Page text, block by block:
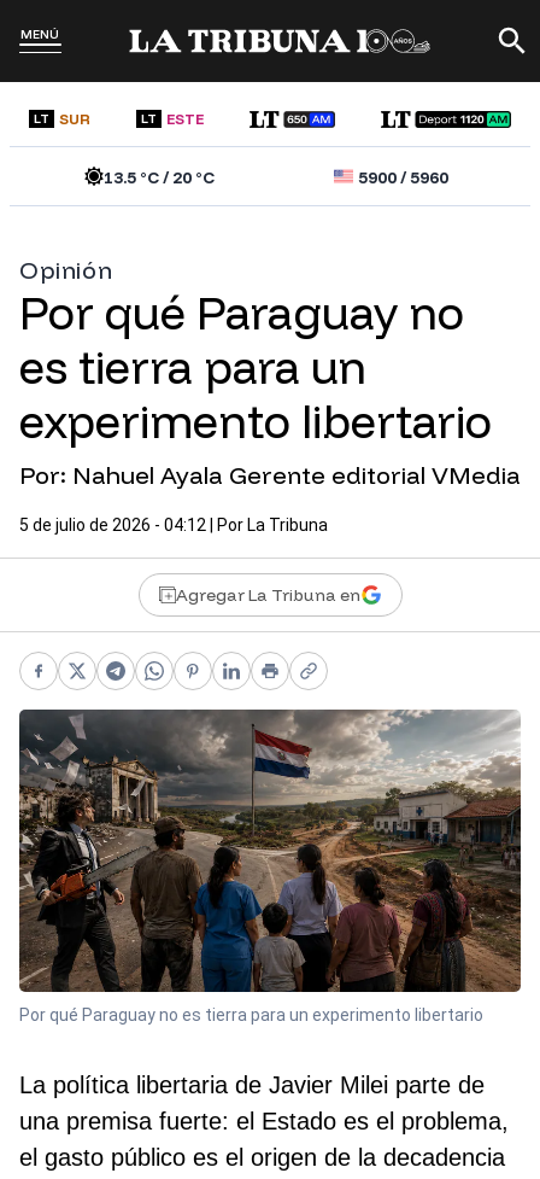
MENÚ
LT SUR LT ESTE
13.5 °C /20 °C 5900/5960
Opinión
Por qué Paraguay no
es tierra para un
experimento libertario
Por: Nahuel Ayala Gerente editorial VMedia
5 de julio de 2026 - 04:12 | Por La Tribuna
Agregar La Tribuna en
Facebook
X Telegram
WhatsApp
Pinterest
LinkedIn
PrintCopy link
Por qué Paraguay no es tierra para un experimento libertario
La política libertaria de Javier Milei parte de
una premisa fuerte: el Estado es el problema,
el gasto público es el origen de la decadencia